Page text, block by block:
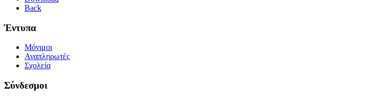
Back
Έντυπα
Μόνιμοι
Αναπληρωτές
Σχολεία
Σύνδεσμοι